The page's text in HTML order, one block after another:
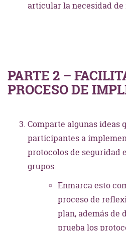
articular la necesidad de
PARTE 2 –
PROCESO DE
Comparte algunas ideas
participantes a
protocolos de seguridad
grupos.
Enmarca esto
proceso de
plan, además de
prueba los